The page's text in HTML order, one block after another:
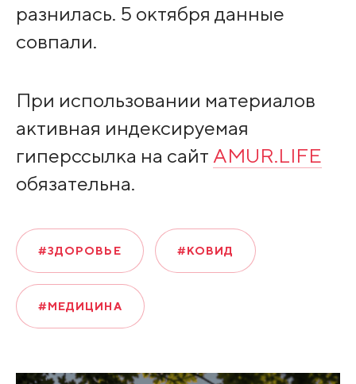
разнилась. 5 октября данные
совпали.
При использовании материалов
активная индексируемая
гиперссылка на сайт AMUR.LIFE
обязательна.
#ЗДОРОВЬЕ #КОВИД
#МЕДИЦИНА